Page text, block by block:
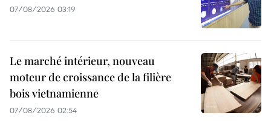
07/08/2026 03:19
Le marché intérieur, nouveau
moteur de croissance de la filière
bois vietnamienne
07/08/2026 02:54